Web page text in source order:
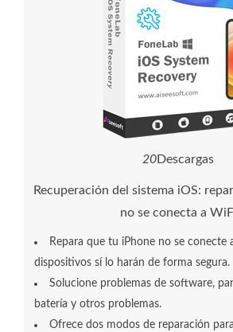
20Descargas
Recuperación del sistema iOS:
no se conecta a
Repara que tu iPhone no se conecte
dispositivos sí lo harán de forma segura.
Solucione problemas de software,
batería y otros problemas.
Ofrece dos modos de reparación